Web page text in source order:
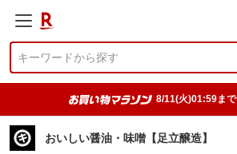
8/11(火)01:59まで
おいしい醤油・味噌【足立醸造】